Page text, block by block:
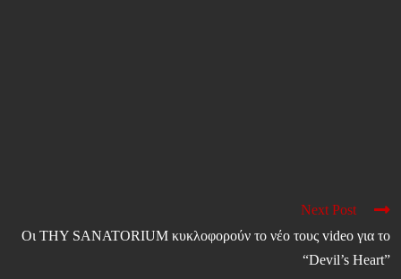
Next Post
Οι THY SANATORIUM κυκλοφορούν το νέο τους video για το
“Devil’s Heart”